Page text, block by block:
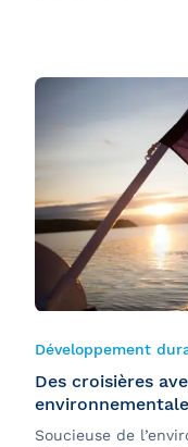
Développement
Des croisières
environnementale
Soucieuse de